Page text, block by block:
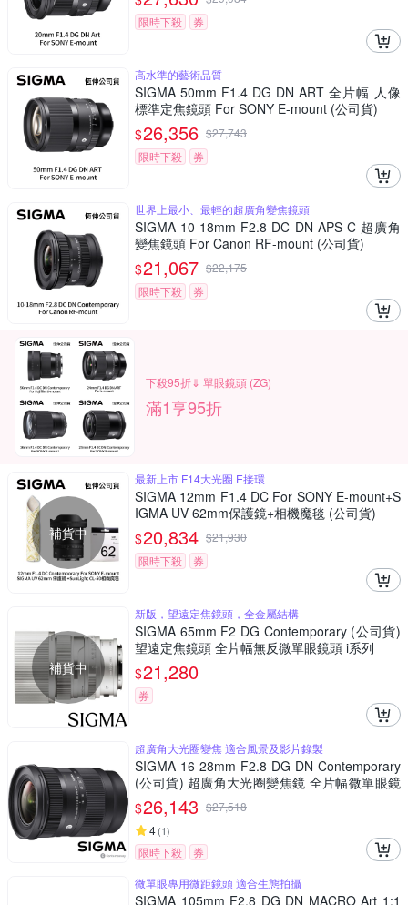
限時下殺
券
高水準的藝術品質
SIGMA 50mm F1.4 DG DN ART 全片幅 人像
標準定焦鏡頭 For SONY E-mount (公司貨)
$26,356 $27,743
限時下殺
券
世界上最小、最輕的超廣角變焦鏡頭
SIGMA 10-18mm F2.8 DC DN APS-C 超廣角
變焦鏡頭 For Canon RF-mount (公司貨)
$21,067 $22,175
限時下殺
券
下殺95折⇓ 單眼鏡頭 (ZG)
滿1享95折
補貨中
最新上市 F14大光圈 E接環
SIGMA 12mm F1.4 DC For SONY E-mount+S
IGMA UV 62mm保護鏡+相機魔毯 (公司貨)
$20,834 $21,930
限時下殺
券
補貨中
新版，望遠定焦鏡頭，全金屬結構
SIGMA 65mm F2 DG Contemporary (公司貨)
望遠定焦鏡頭 全片幅無反微單眼鏡頭 i系列
$21,280
券
超廣角大光圈變焦 適合風景及影片錄製
SIGMA 16-28mm F2.8 DG DN Contemporary
(公司貨) 超廣角大光圈變焦鏡 全片幅微單眼鏡
頭
$26,143 $27,518
4(1)
限時下殺
券
微單眼專用微距鏡頭 適合生態拍攝
SIGMA 105mm F2.8 DG DN MACRO Art 1:1